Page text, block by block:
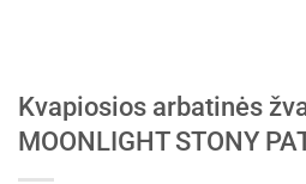
Kvapiosios arbatinės
MOONLIGHT STONY